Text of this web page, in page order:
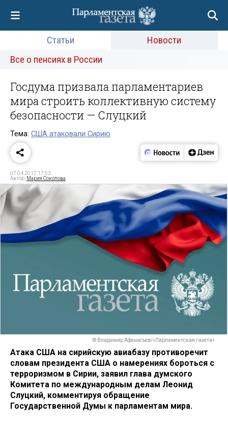
Статьи
Новости
Все о пенсиях в России
Госдума призвала парламентариев
мира строить коллективную систему
безопасности — Слуцкий
Тема: США атаковали Сирию
07.04.2017 17:53
Автор: Мария Соколова
© Владимир Афанасьев/«Парламентская газета»
Атака США на сирийскую авиабазу противоречит
словам президента США о намерениях бороться с
терроризмом в Сирии, заявил глава думского
Комитета по международным делам Леонид
Слуцкий, комментируя обращение
Государственной Думы к парламентам мира.